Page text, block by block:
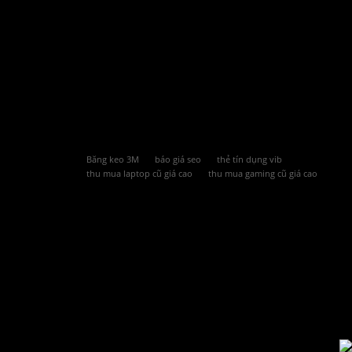
Băng keo 3M báo giá seo
thẻ tín dụng vib
thu mua laptop cũ giá cao
thu mua gaming cũ giá cao